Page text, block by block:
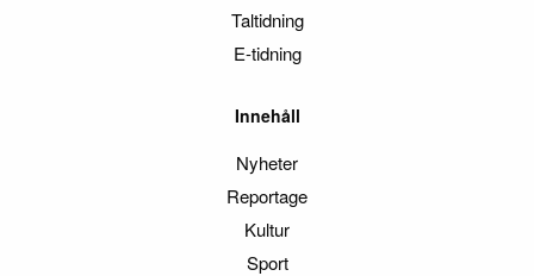
Taltidning
E-tidning
Innehåll
Nyheter
Reportage
Kultur
Sport